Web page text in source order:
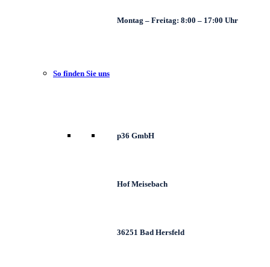
Montag – Freitag: 8:00 – 17:00 Uhr
So finden Sie uns
p36 GmbH
Hof Meisebach
36251 Bad Hersfeld